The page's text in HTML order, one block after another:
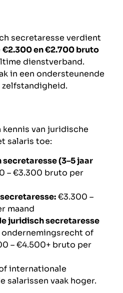
secretaresse verdient
€2.300 en €2.700 bruto
dienstverband.
in een ondersteunende
van juridische
salaris toe:
(3–5 jaar
– €3.300 bruto per
€3.300 –
maand
juridisch secretaresse
of
– €4.500+ bruto per
internationale
salarissen vaak hoger.